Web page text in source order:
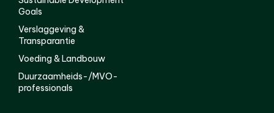
Goals
Verslaggeving &
Transparantie
Voeding & Landbouw
Duurzaamheids-/MVO-
professionals